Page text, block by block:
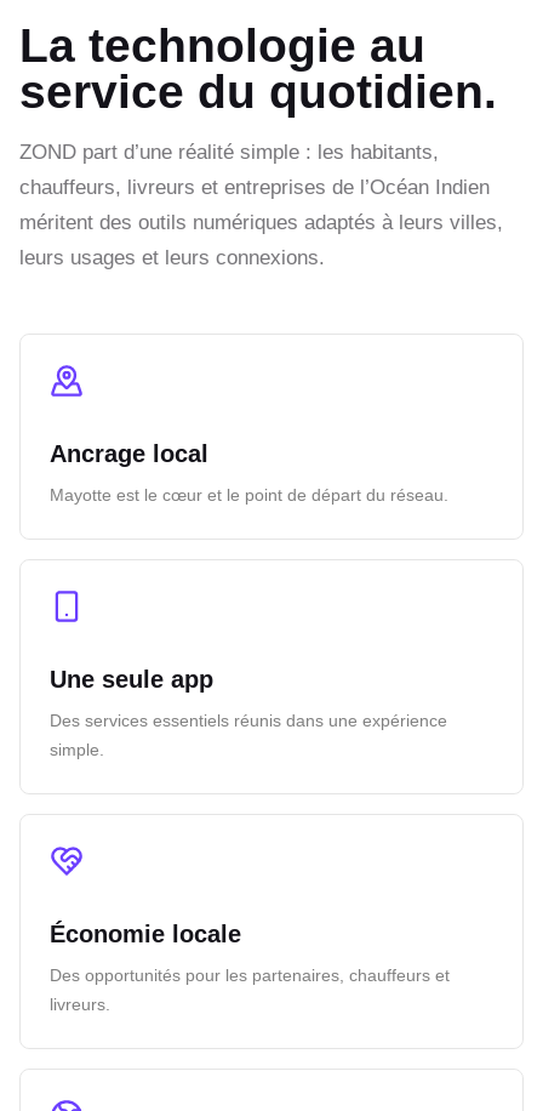
La technologie au
service du quotidien.
ZOND part d’une réalité simple : les habitants,
chauffeurs, livreurs et entreprises de l’Océan Indien
méritent des outils numériques adaptés à leurs villes,
leurs usages et leurs connexions.
Ancrage local
Mayotte est le cœur et le point de départ du réseau.
Une seule app
Des services essentiels réunis dans une expérience
simple.
Économie locale
Des opportunités pour les partenaires, chauffeurs et
livreurs.